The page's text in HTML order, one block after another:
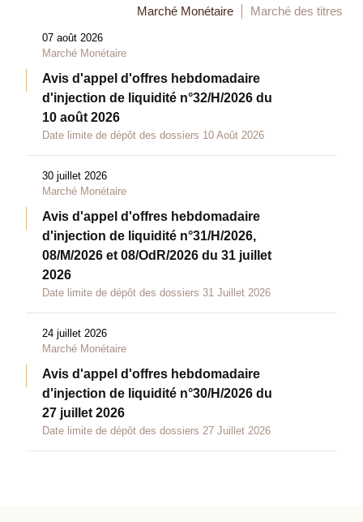
Marché Monétaire Marché des titres
07 août 2026
Marché Monétaire
Avis d'appel d'offres hebdomadaire
d'injection de liquidité n°32/H/2026 du
10 août 2026
Date limite de dépôt des dossiers 10 Août 2026
30 juillet 2026
Marché Monétaire
Avis d'appel d'offres hebdomadaire
d'injection de liquidité n°31/H/2026,
08/M/2026 et 08/OdR/2026 du 31 juillet
2026
Date limite de dépôt des dossiers 31 Juillet 2026
24 juillet 2026
Marché Monétaire
Avis d'appel d'offres hebdomadaire
d'injection de liquidité n°30/H/2026 du
27 juillet 2026
Date limite de dépôt des dossiers 27 Juillet 2026